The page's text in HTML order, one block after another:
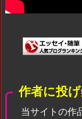
作者に投げ
当サイトの作